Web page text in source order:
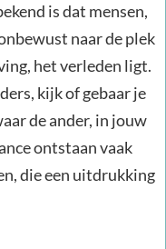
is dat mensen,
naar de plek
het verleden ligt.
kijk of gebaar je
de ander, in jouw
ontstaan vaak
die een uitdrukking